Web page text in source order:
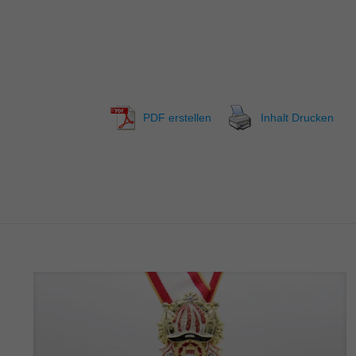
PDF erstellen Inhalt Drucken